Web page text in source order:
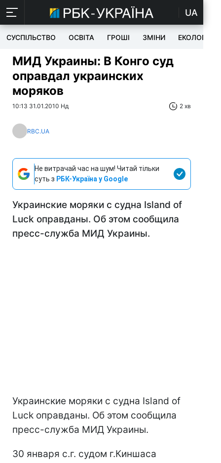
UA
СУСПІЛЬСТВО ОСВІТА ГРОШІ ЗМІНИ ЕКОЛОГІЯ
МИД Украины: В Конго суд
оправдал украинских
моряков
10:13 31.01.2010 Нд 2 хв
RBC.UA
Не витрачай час на шум! Читай тільки
суть з РБК-Україна у Google
Украинские моряки с судна Island of
Luck оправданы. Об этом сообщила
пресс-служба МИД Украины.
Украинские моряки с судна Island of
Luck оправданы. Об этом сообщила
пресс-служба МИД Украины.
30 января с.г. судом г.Киншаса